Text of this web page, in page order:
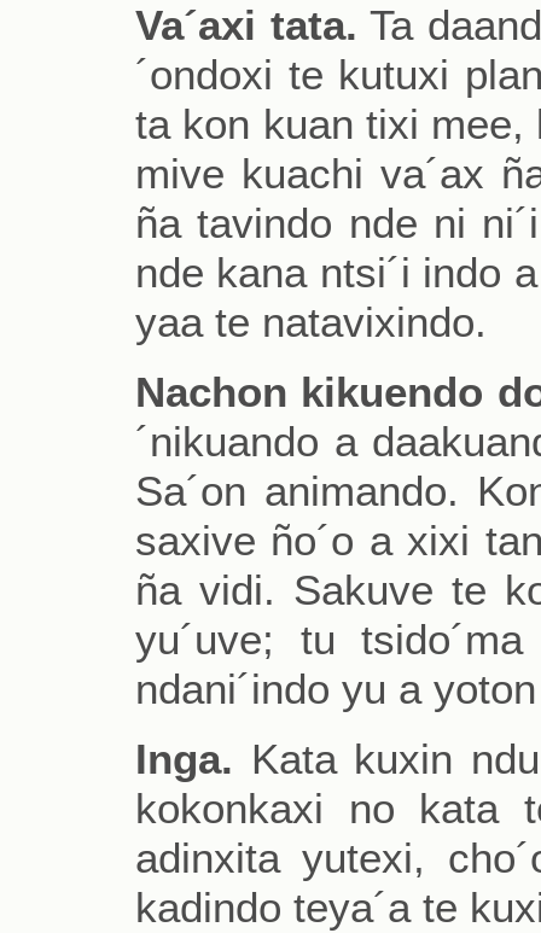
Va´axi tata. Ta
´ondoxi te kutuxi
ta kon kuan tixi mee,
mive kuachi va´ax
ña tavindo nde ni
nde kana ntsi´i indo
yaa te natavixindo.
Nachon kikuendo
´nikuando a
Sa´on animando.
saxive ño´o a xixi
ña vidi. Sakuve te
yu´uve; tu
ndani´indo yu a
Inga. Kata kuxin
kokonkaxi no kata
adinxita yutexi,
kadindo teya´a te